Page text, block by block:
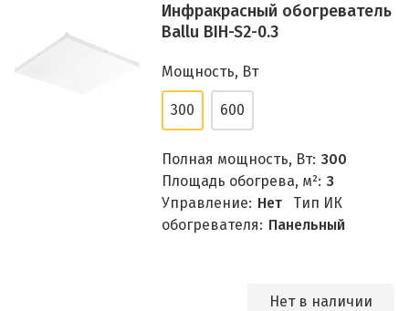
Инфракрасный обогреватель
Ballu BIH-S2-0.3
Мощность, Вт
300 600
Полная мощность, Вт: 300
Площадь обогрева, м²: 3
Управление: Нет
Тип ИК
обогревателя: Панельный
Нет в наличии